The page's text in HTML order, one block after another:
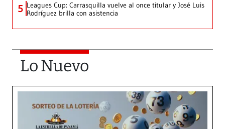
5 Leagues Cup: Carrasquilla vuelve al once titular y José Luis
Rodríguez brilla con asistencia
Lo Nuevo